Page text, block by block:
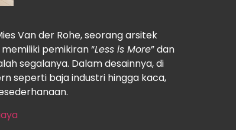
Van der Rohe, seorang arsitek
pemikiran “Less is More” dan
segalanya. Dalam desainnya, di
seperti baja industri hingga kaca,